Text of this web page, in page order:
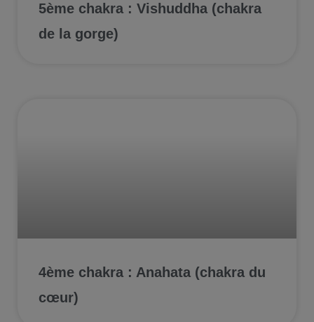
5ème chakra : Vishuddha (chakra
de la gorge)
4ème chakra : Anahata (chakra du
cœur)